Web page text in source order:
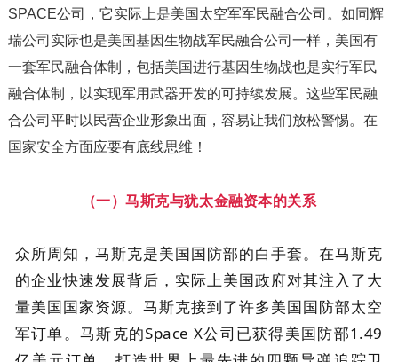
SPACE公司，它实际上是美国太空军军民融合公司。如同辉
瑞公司实际也是美国基因生物战军民融合公司一样，美国有
一套军民融合体制，包括美国进行基因生物战也是实行军民
融合体制，以实现军用武器开发的可持续发展。这些军民融
合公司平时以民营企业形象出面，容易让我们放松警惕。在
国家安全方面应要有底线思维！
（一）马斯克与犹太金融资本的关系
众所周知，马斯克是美国国防部的白手套。在马斯克
的企业快速发展背后，实际上美国政府对其注入了大
量美国国家资源。马斯克接到了许多美国国防部太空
军订单。马斯克的Space X公司已获得美国防部1.49